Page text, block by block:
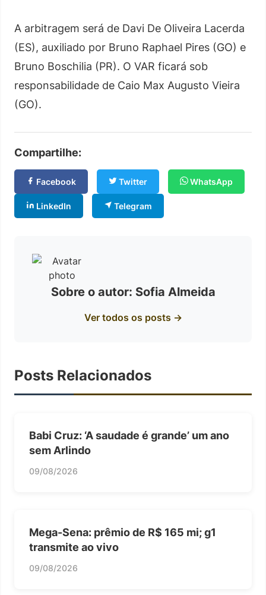
A arbitragem será de Davi De Oliveira Lacerda
(ES), auxiliado por Bruno Raphael Pires (GO) e
Bruno Boschilia (PR). O VAR ficará sob
responsabilidade de Caio Max Augusto Vieira
(GO).
Compartilhe:
Facebook Twitter WhatsApp
LinkedIn Telegram
Sobre o autor: Sofia Almeida
Ver todos os posts →
Posts Relacionados
Babi Cruz: ‘A saudade é grande’ um ano
sem Arlindo
09/08/2026
Mega-Sena: prêmio de R$ 165 mi; g1
transmite ao vivo
09/08/2026